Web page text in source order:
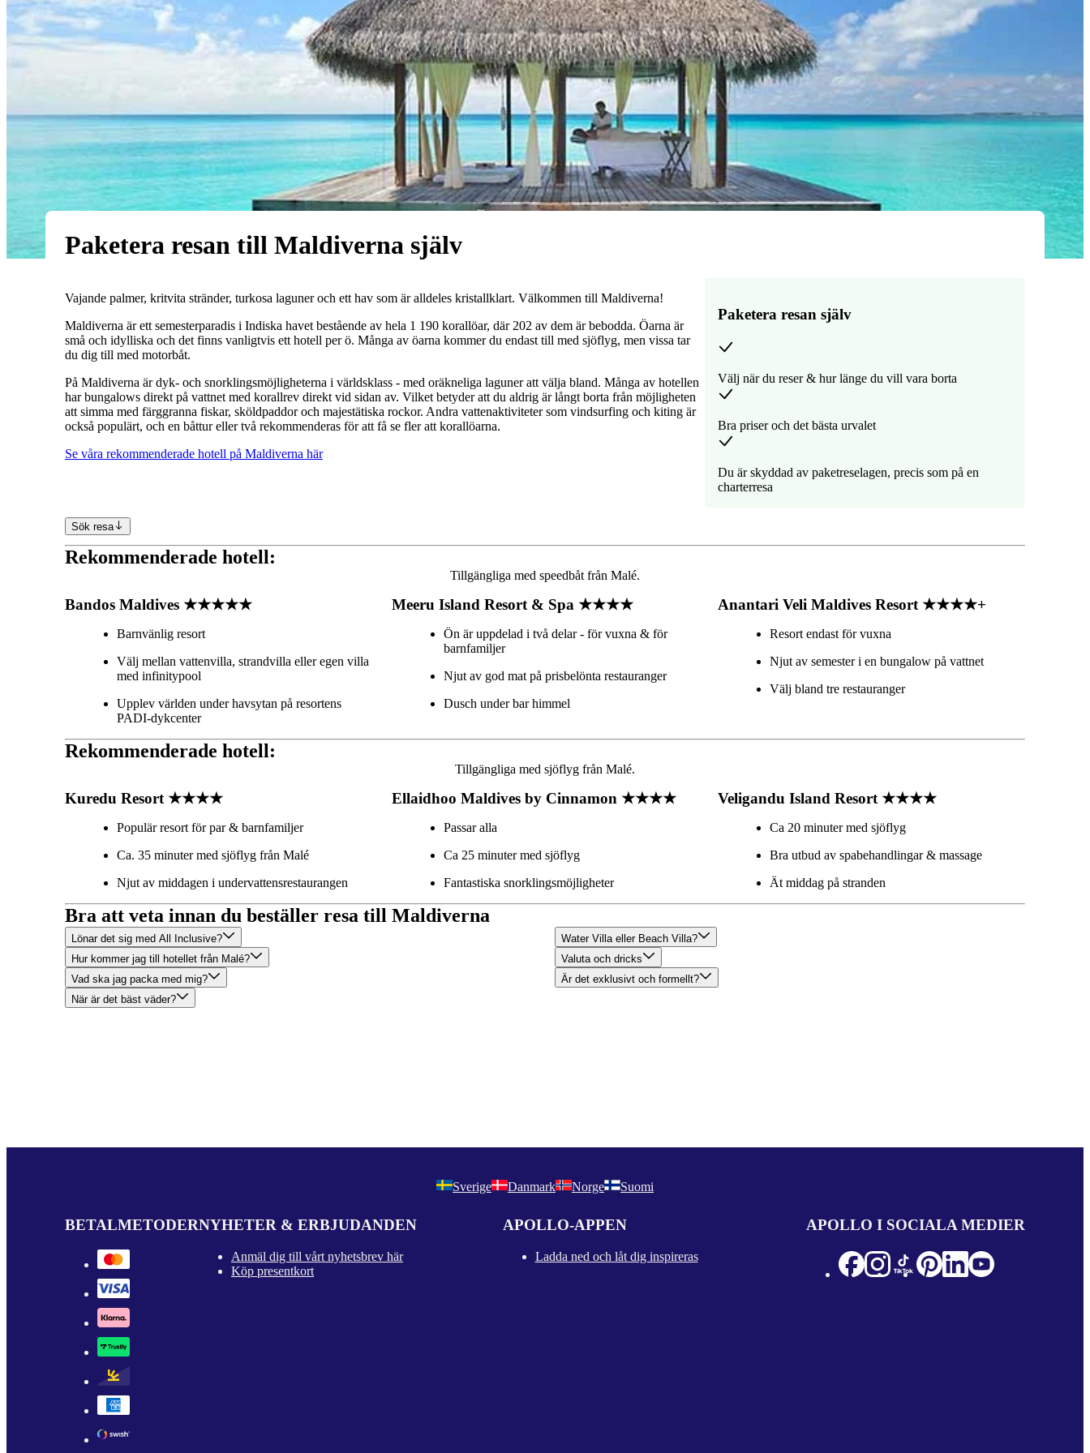
Paketera resan till Maldiverna själv
Vajande palmer, kritvita stränder, turkosa laguner och ett hav som är alldeles kristallklart. Välkommen till Maldiverna!
Maldiverna är ett semesterparadis i Indiska havet bestående av hela 1 190 korallöar, där 202 av dem är bebodda. Öarna är
små och idylliska och det finns vanligtvis ett hotell per ö. Många av öarna kommer du endast till med sjöflyg, men vissa tar
du dig till med motorbåt.
På Maldiverna är dyk- och snorklingsmöjligheterna i världsklass - med oräkneliga laguner att välja bland. Många av hotellen
har bungalows direkt på vattnet med korallrev direkt vid sidan av. Vilket betyder att du aldrig är långt borta från möjligheten
att simma med färggranna fiskar, sköldpaddor och majestätiska rockor. Andra vattenaktiviteter som vindsurfing och kiting är
också populärt, och en båttur eller två rekommenderas för att få se fler att korallöarna.
Se våra rekommenderade hotell på Maldiverna här
Paketera resan själv
Välj när du reser & hur länge du vill vara borta
Bra priser och det bästa urvalet
Du är skyddad av paketreselagen, precis som på en
charterresa
Sök resa
Rekommenderade hotell:
Tillgängliga med speedbåt från Malé.
Bandos Maldives ★★★★★
Barnvänlig resort
Välj mellan vattenvilla, strandvilla eller egen villa
med infinitypool
Upplev världen under havsytan på resortens
PADI-dykcenter
Meeru Island Resort & Spa ★★★★
Ön är uppdelad i två delar - för vuxna & för
barnfamiljer
Njut av god mat på prisbelönta restauranger
Dusch under bar himmel
Anantari Veli Maldives Resort ★★★★+
Resort endast för vuxna
Njut av semester i en bungalow på vattnet
Välj bland tre restauranger
Rekommenderade hotell:
Tillgängliga med sjöflyg från Malé.
Kuredu Resort ★★★★
Populär resort för par & barnfamiljer
Ca. 35 minuter med sjöflyg från Malé
Njut av middagen i undervattensrestaurangen
Ellaidhoo Maldives by Cinnamon ★★★★
Passar alla
Ca 25 minuter med sjöflyg
Fantastiska snorklingsmöjligheter
Veligandu Island Resort ★★★★
Ca 20 minuter med sjöflyg
Bra utbud av spabehandlingar & massage
Ät middag på stranden
Bra att veta innan du beställer resa till Maldiverna
Lönar det sig med All Inclusive?
Water Villa eller Beach Villa?
Hur kommer jag till hotellet från Malé?
Valuta och dricks
Vad ska jag packa med mig?
Är det exklusivt och formellt?
När är det bäst väder?
Sverige Danmark Norge Suomi
BETALMETODERNYHETER & ERBJUDANDEN
Anmäl dig till vårt nyhetsbrev här
Köp presentkort
APOLLO-APPEN
Ladda ned och låt dig inspireras
APOLLO I SOCIALA MEDIER